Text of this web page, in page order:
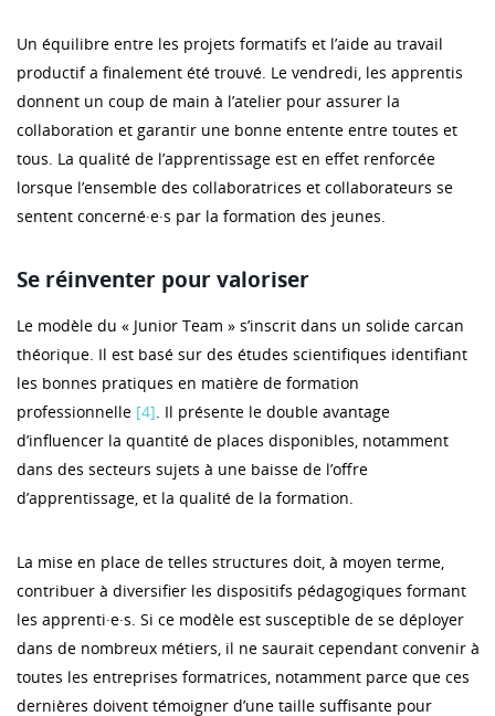
Un équilibre entre les projets formatifs et l’aide au travail
productif a finalement été trouvé. Le vendredi, les apprentis
donnent un coup de main à l’atelier pour assurer la
collaboration et garantir une bonne entente entre toutes et
tous. La qualité de l’apprentissage est en effet renforcée
lorsque l’ensemble des collaboratrices et collaborateurs se
sentent concerné·e·s par la formation des jeunes.
Se réinventer pour valoriser
Le modèle du « Junior Team » s’inscrit dans un solide carcan
théorique. Il est basé sur des études scientifiques identifiant
les bonnes pratiques en matière de formation
professionnelle [4]. Il présente le double avantage
d’influencer la quantité de places disponibles, notamment
dans des secteurs sujets à une baisse de l’offre
d’apprentissage, et la qualité de la formation.
La mise en place de telles structures doit, à moyen terme,
contribuer à diversifier les dispositifs pédagogiques formant
les apprenti·e·s. Si ce modèle est susceptible de se déployer
dans de nombreux métiers, il ne saurait cependant convenir à
toutes les entreprises formatrices, notamment parce que ces
dernières doivent témoigner d’une taille suffisante pour